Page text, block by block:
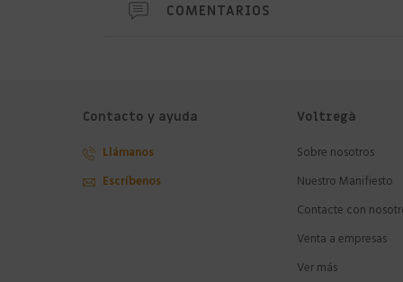
COMENTARIOS
Contacto y ayuda
Llámanos
Escríbenos
Voltregà
Sobre nosotros
Nuestro Manifiesto
Contacte con
Venta a empresas
Ver más